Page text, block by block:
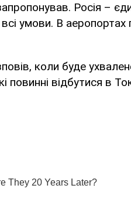
Росія –
умови. В аеропортах
коли буде
повинні відбутися в